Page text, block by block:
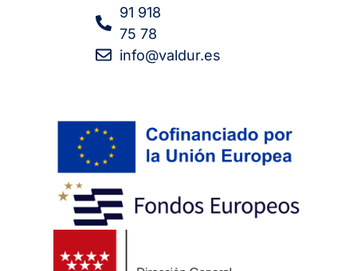
91 918
75 78
info@valdur.es